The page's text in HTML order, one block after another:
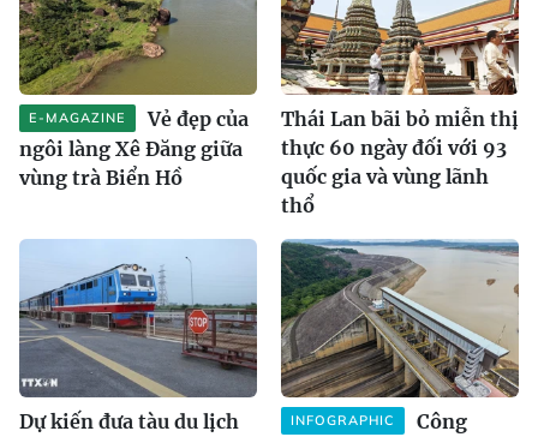
E-MAGAZINE
Vẻ đẹp của
ngôi làng Xê Đăng giữa
vùng trà Biển Hồ
Thái Lan bãi bỏ miễn thị
thực 60 ngày đối với 93
quốc gia và vùng lãnh
thổ
Dự kiến đưa tàu du lịch
INFOGRAPHIC
Công